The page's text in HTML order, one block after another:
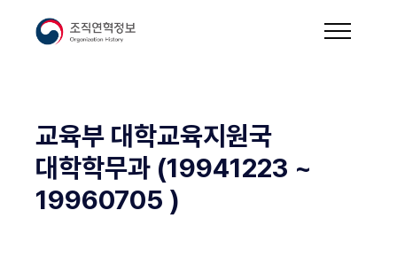
교육부 대학교육지원국
대학학무과 (19941223 ~
19960705 )